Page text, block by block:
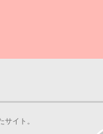
イト。